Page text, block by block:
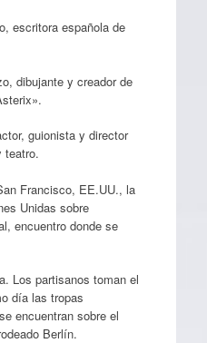
escritora española de
dibujante y creador de
guionista y director
teatro.
Francisco, EE.UU., la
Unidas sobre
encuentro donde se
Los partisanos toman el
día las tropas
encuentran sobre el
Berlín.